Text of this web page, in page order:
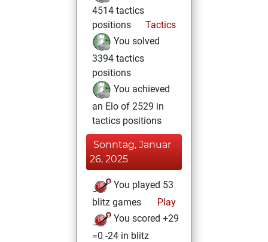
4514 tactics
positions
Tactics
You solved
3394 tactics
positions
You achieved
an Elo of 2529 in
tactics positions
Sonntag, Januar
26, 2025
You played 53
blitz games
Play
You scored +29
=0 -24 in blitz